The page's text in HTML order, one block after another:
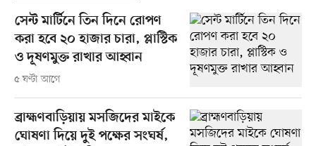
সেন্ট মার্টিনে তিন দিনে রোপণ
করা হবে ২০ হাজার চারা, প্লাস্টিক
ও দূষণমুক্ত রাখার আহ্বান
৫ ঘণ্টা আগে
ব্রাহ্মণবাড়িয়ায় মসজিদের মাইকে
ঘোষণা দিয়ে দুই পক্ষের সংঘর্ষ,